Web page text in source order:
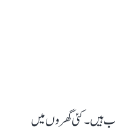
ہیں۔ کئی گھروں میں